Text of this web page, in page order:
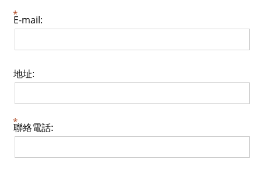
E-mail:
地址:
聯絡電話: